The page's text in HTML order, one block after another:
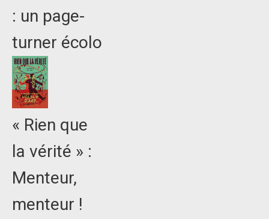
: un page-
turner écolo
« Rien que
la vérité » :
Menteur,
menteur !